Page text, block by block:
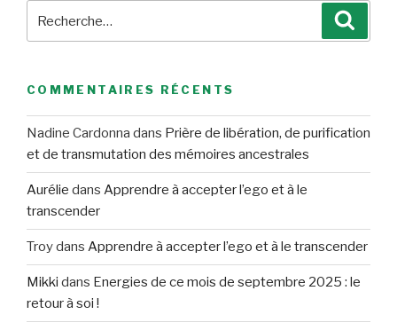
pour
COMMENTAIRES RÉCENTS
Nadine Cardonna dans Prière de libération, de purification
et de transmutation des mémoires ancestrales
Aurélie dans Apprendre à accepter l’ego et à le
transcender
Troydans Apprendre à accepter l’ego et à le transcender
Mikki dans Energies de ce mois de septembre 2025 : le
retour à soi !